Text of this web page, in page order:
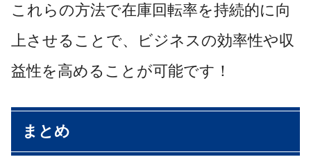
これらの方法で在庫回転率を持続的に向
上させることで、ビジネスの効率性や収
益性を高めることが可能です！
まとめ